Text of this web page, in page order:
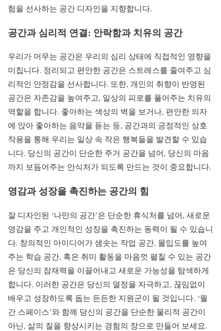
험을 선사하는 공간 디자인을 지향합니다.
공간과 심리적 연결: 안락함과 치유의 공간
우리가 머무는 공간은 우리의 심리 상태에 직접적인 영향을
미칩니다. 정리되고 편안한 공간은 스트레스를 줄여주고 심
리적인 안정감을 선사합니다. 또한, 개인의 취향이 반영된
공간은 자존감을 높여주고, 일상의 피로를 풀어주는 치유의
역할을 합니다. 좋아하는 색상의 벽을 보거나, 편안한 의자
에 앉아 좋아하는 음악을 듣는 등, 공간과의 긍정적인 상호
작용을 통해 우리는 일상 속 작은 행복들을 발견할 수 있습
니다. 당신의 공간이 단순한 주거 공간을 넘어, 당신의 마음
까지 보듬어주는 안식처가 되도록 만드는 것이 중요합니다.
영감과 성장을 촉진하는 공간의 힘
잘 디자인된 ‘나만의 공간’은 단순한 휴식처를 넘어, 새로운
영감을 주고 개인적인 성장을 촉진하는 동력이 될 수 있습니
다. 창의적인 아이디어가 샘솟는 작업 공간, 몰입도를 높여
주는 학습 공간, 혹은 취미 활동을 마음껏 펼칠 수 있는 공간
은 당신의 잠재력을 이끌어내고 새로운 가능성을 탐색하게
합니다. 이러한 공간은 당신의 열정을 자극하고, 끊임없이
배우고 성장하도록 돕는 든든한 지원군이 될 것입니다. ‘월
간 스페이스’와 함께 당신의 공간을 단순한 물리적 공간이
아닌, 삶의 질을 향상시키는 경험의 장으로 만들어 보세요.